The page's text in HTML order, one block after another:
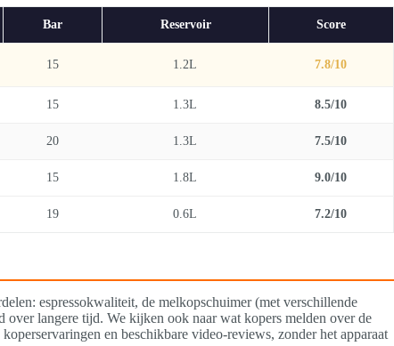
Bar Reservoir Score
15 1.2L 7.8/10
15 1.3L 8.5/10
20 1.3L 7.5/10
15 1.8L 9.0/10
19 0.6L 7.2/10
espressokwaliteit, de melkopschuimer (met verschillende
over langere tijd. We kijken ook naar wat kopers melden over de
en beschikbare video-reviews, zonder het apparaat